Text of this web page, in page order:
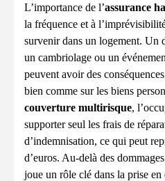
L’importance de l’assurance
la fréquence et à
survenir dans un logement. Un
un cambriolage ou un
peuvent avoir des
bien comme sur les biens
couverture multirisque,
supporter seul les frais de
d’indemnisation, ce qui peut
d’euros. Au-delà des
joue un rôle clé dans la prise en